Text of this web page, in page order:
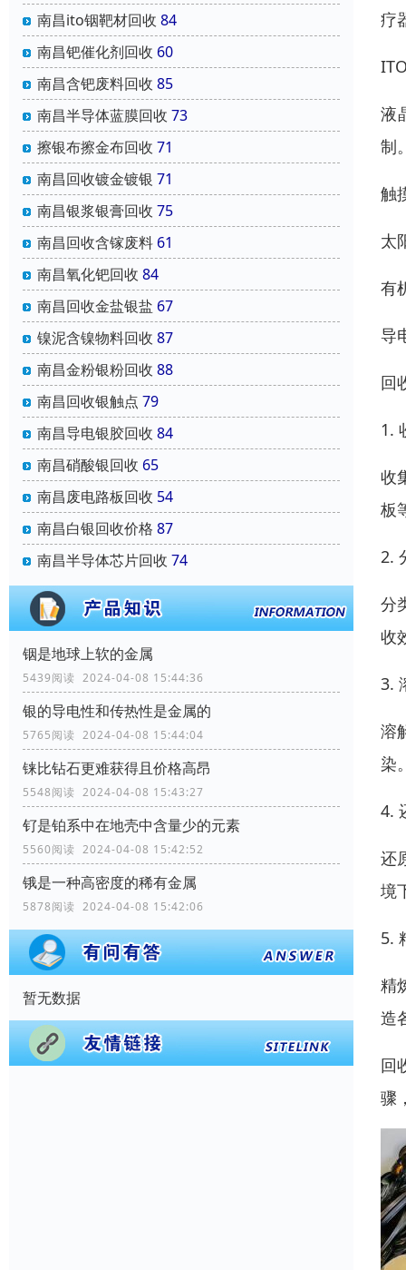
南昌ito铟靶材回收 84
南昌钯催化剂回收 60
南昌含钯废料回收 85
南昌半导体蓝膜回收 73
擦银布擦金布回收 71
南昌回收镀金镀银 71
南昌银浆银膏回收 75
南昌回收含镓废料 61
南昌氧化钯回收 84
南昌回收金盐银盐 67
镍泥含镍物料回收 87
南昌金粉银粉回收 88
南昌回收银触点 79
南昌导电银胶回收 84
南昌硝酸银回收 65
南昌废电路板回收 54
南昌白银回收价格 87
南昌半导体芯片回收 74
铟是地球上软的金属
5439阅读 2024-04-08 15:44:36
银的导电性和传热性是金属的
5765阅读 2024-04-08 15:44:04
铼比钻石更难获得且价格高昂
5548阅读 2024-04-08 15:43:27
钌是铂系中在地壳中含量少的元素
5560阅读 2024-04-08 15:42:52
锇是一种高密度的稀有金属
5878阅读 2024-04-08 15:42:06
暂无数据
疗
液
制
触
太
有
导
回
1.
收
板
2.
分
收
3.
溶
染
4.
还
境
5.
精
造
回
骤